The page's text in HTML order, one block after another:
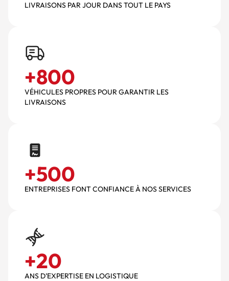
LIVRAISONS PAR JOUR DANS TOUT LE PAYS
VÉHICULES PROPRES POUR GARANTIR LES
LIVRAISONS
+800
ENTREPRISES FONT CONFIANCE À NOS SERVICES
+500
ANS D’EXPERTISE EN LOGISTIQUE
+20